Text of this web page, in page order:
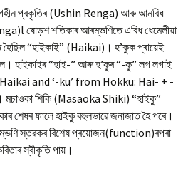
প্ৰকৃতিৰ (Ushin Renga) আৰু আনবিধ
ষোড়শ শতিকাৰ আৰম্ভণিতে এবিধ ধেমেলীয়া
হৈছিল “হাইকাই” (Haikai)। হ’কুক প্ৰায়েই
হাইকাইৰ “হাই-” আৰু হ’কুৰ “-কু” লগ লগাই
Haikai and ‘-ku’ from Hokku: Hai- + -
শিকি (Masaoka Shiki) “হাইকু”
শেষৰ ফালে হাইকু বহুলভাৱে জনাজাত হৈ পৰে।
স্তৱকৰ বিশেষ প্ৰয়োজন(function)ৰপৰা
স্বীকৃতি পায়।